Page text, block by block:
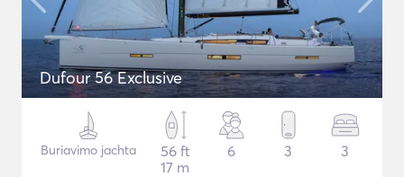
Dufour 56 Exclusive
Buriavimo jachta
56 ft
17 m
6 3 3